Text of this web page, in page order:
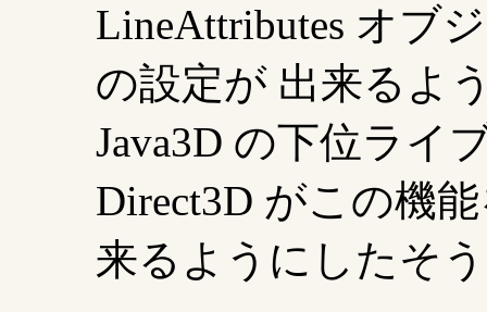
LineAttributes オブ
の設定が 出来るよ
Java3D の下位ライ
Direct3D がこの機
来るようにしたそ